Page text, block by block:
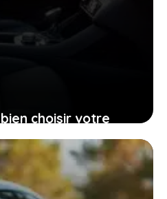
choisir votre
grâce à sa